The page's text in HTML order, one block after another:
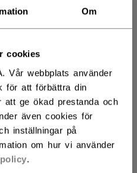
Om
cookies
Vår webbplats använder
för att förbättra din
att ge ökad prestanda och
även cookies för
inställningar på
om hur vi använder
.
Fria returer